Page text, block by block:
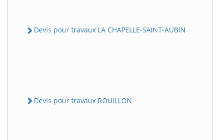
Devis pour travaux LA CHAPELLE-SAINT-AUBIN
Devis pour travaux ROUILLON